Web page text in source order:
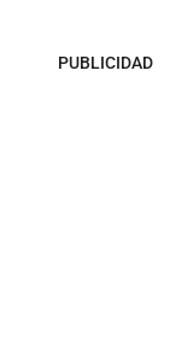
PUBLICIDAD